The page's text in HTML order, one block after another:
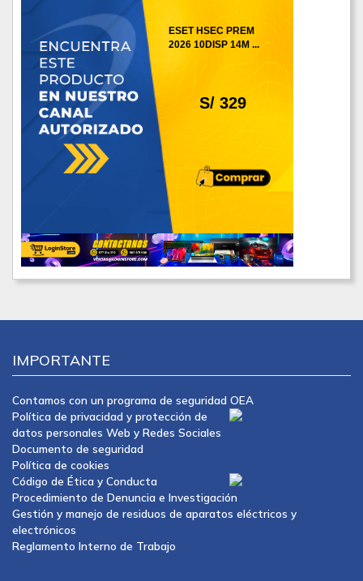
S/ 329
ESET HSEC PREM
2026 10DISP 14M ...
IMPORTANTE
Contamos con un programa de seguridad OEA
Política de privacidad y protección de
datos personales Web y Redes Sociales
Documento de seguridad
Política de cookies
Código de Ética y Conducta
Procedimiento de Denuncia e Investigación
Gestión y manejo de residuos de aparatos eléctricos y
electrónicos
Reglamento Interno de Trabajo